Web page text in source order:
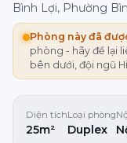
Bình Lợi, Phường
Phòng này đã
phòng - hãy để lại
bên dưới, đội ngũ
Diện tích
25m²
Loại phòng
Duplex